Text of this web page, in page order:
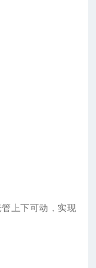
上下可动，实现